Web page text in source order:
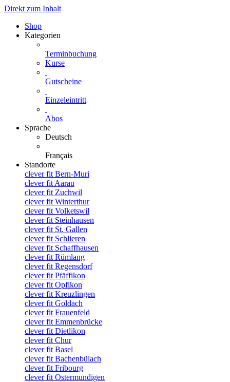
Direkt zum Inhalt
Shop
Kategorien
Terminbuchung
Kurse
Gutscheine
Einzeleintritt
Abos
Sprache
Deutsch
Français
Standorte
clever fit Bern-Muri
clever fit Aarau
clever fit Zuchwil
clever fit Winterthur
clever fit Volketswil
clever fit Steinhausen
clever fit St. Gallen
clever fit Schlieren
clever fit Schaffhausen
clever fit Rümlang
clever fit Regensdorf
clever fit Pfäffikon
clever fit Opfikon
clever fit Kreuzlingen
clever fit Goldach
clever fit Frauenfeld
clever fit Emmenbrücke
clever fit Dietlikon
clever fit Chur
clever fit Basel
clever fit Bachenbülach
clever fit Fribourg
clever fit Ostermundigen